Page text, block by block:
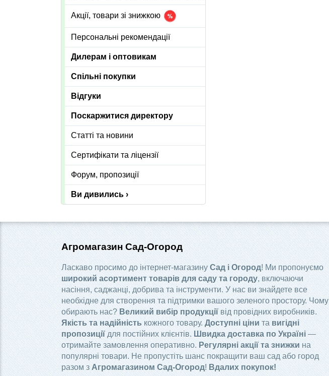
Акції, товари зі знижкою
Персональні рекомендації
Дилерам і оптовикам
Спільні покупки
Відгуки
Поскаржитися директору
Статті та новини
Сертифікати та ліцензії
Форум, пропозиції
Ви дивились ›
Агромагазин Сад-Огород
Ласкаво просимо до інтернет-магазину Сад і Огород! Ми пропонуємо
широкий асортимент товарів для саду та городу, включаючи
насіння, саджанці, добрива та інструменти. У нас ви знайдете все
необхідне для створення та підтримки вашого зеленого простору. Чому
обирають нас? Великий вибір продукції від провідних виробників.
Якість та надійність кожного товару.Доступні ціни та вигідні
пропозиціїдля постійних клієнтів. Швидка доставка по Україні—
отримайте замовлення оперативно. Регулярні акції та знижки на
популярні товари. Не пропустіть шанс покращити ваш сад або город
разом зАгромагазином Сад-Огород! Вдалих покупок!